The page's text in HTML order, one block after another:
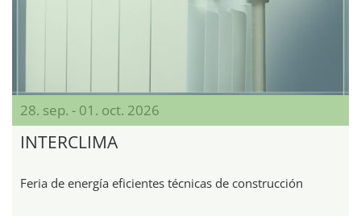
28. sep. - 01. oct. 2026
INTERCLIMA
Feria de energía eficientes técnicas de construcción